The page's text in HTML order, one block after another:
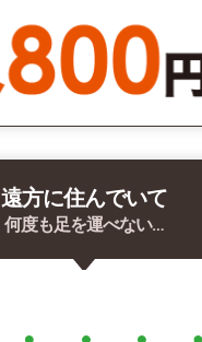
遠方に住んでいて
何度も足を運べない…